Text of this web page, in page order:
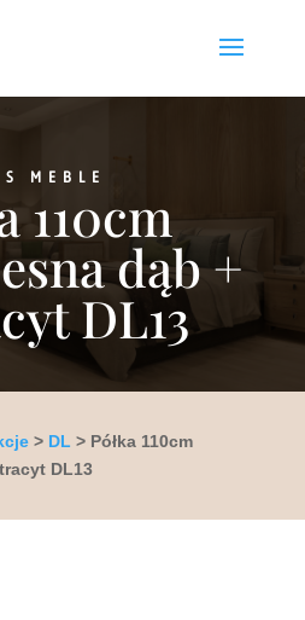
MEBLE
110cm
dąb +
DL13
> DL > Półka 110cm
DL13